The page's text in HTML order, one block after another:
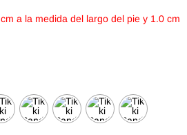
a la medida del largo del pie y 1.0 cm